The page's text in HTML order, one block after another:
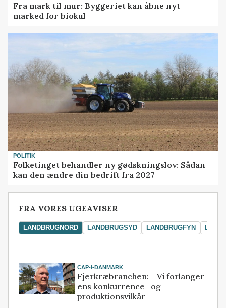
Fra mark til mur: Byggeriet kan åbne nyt
marked for biokul
POLITIK
Folketinget behandler ny gødskningslov: Sådan
kan den ændre din bedrift fra 2027
FRA VORES UGEAVISER
LANDBRUGNORD LANDBRUGSYD LANDBRUGFYN
CAP-I-DANMARK
Fjerkræbranchen: - Vi forlanger
ens konkurrence- og
produktionsvilkår